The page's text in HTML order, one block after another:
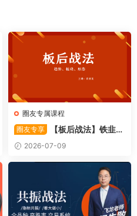
圈友专属课程
圈友专享
【板后战法】铁韭菜
板后强势战法
2026-07-09